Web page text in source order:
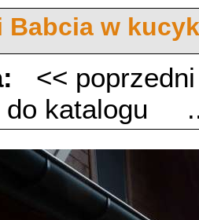
Babcia w
<<
katalogu